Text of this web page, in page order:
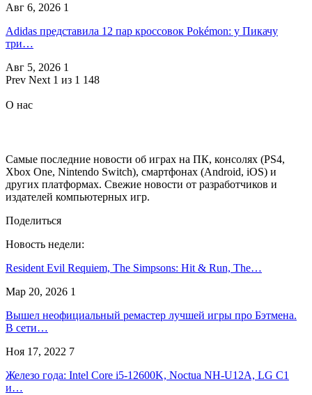
Авг 6, 2026 1
Adidas представила 12 пар кроссовок Pokémon: у Пикачу
три…
Авг 5, 2026 1
Prev Next 1 из 1 148
О нас
Самые последние новости об играх на ПК, консолях (PS4,
Xbox One, Nintendo Switch), смартфонах (Android, iOS) и
других платформах. Свежие новости от разработчиков и
издателей компьютерных игр.
Поделиться
Новость недели:
Resident Evil Requiem, The Simpsons: Hit & Run, The…
Мар 20, 2026 1
Вышел неофициальный ремастер лучшей игры про Бэтмена.
В сети…
Ноя 17, 2022 7
Железо года: Intel Core i5-12600K, Noctua NH-U12A, LG C1
и…